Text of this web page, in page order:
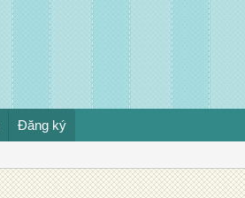
Đăng ký